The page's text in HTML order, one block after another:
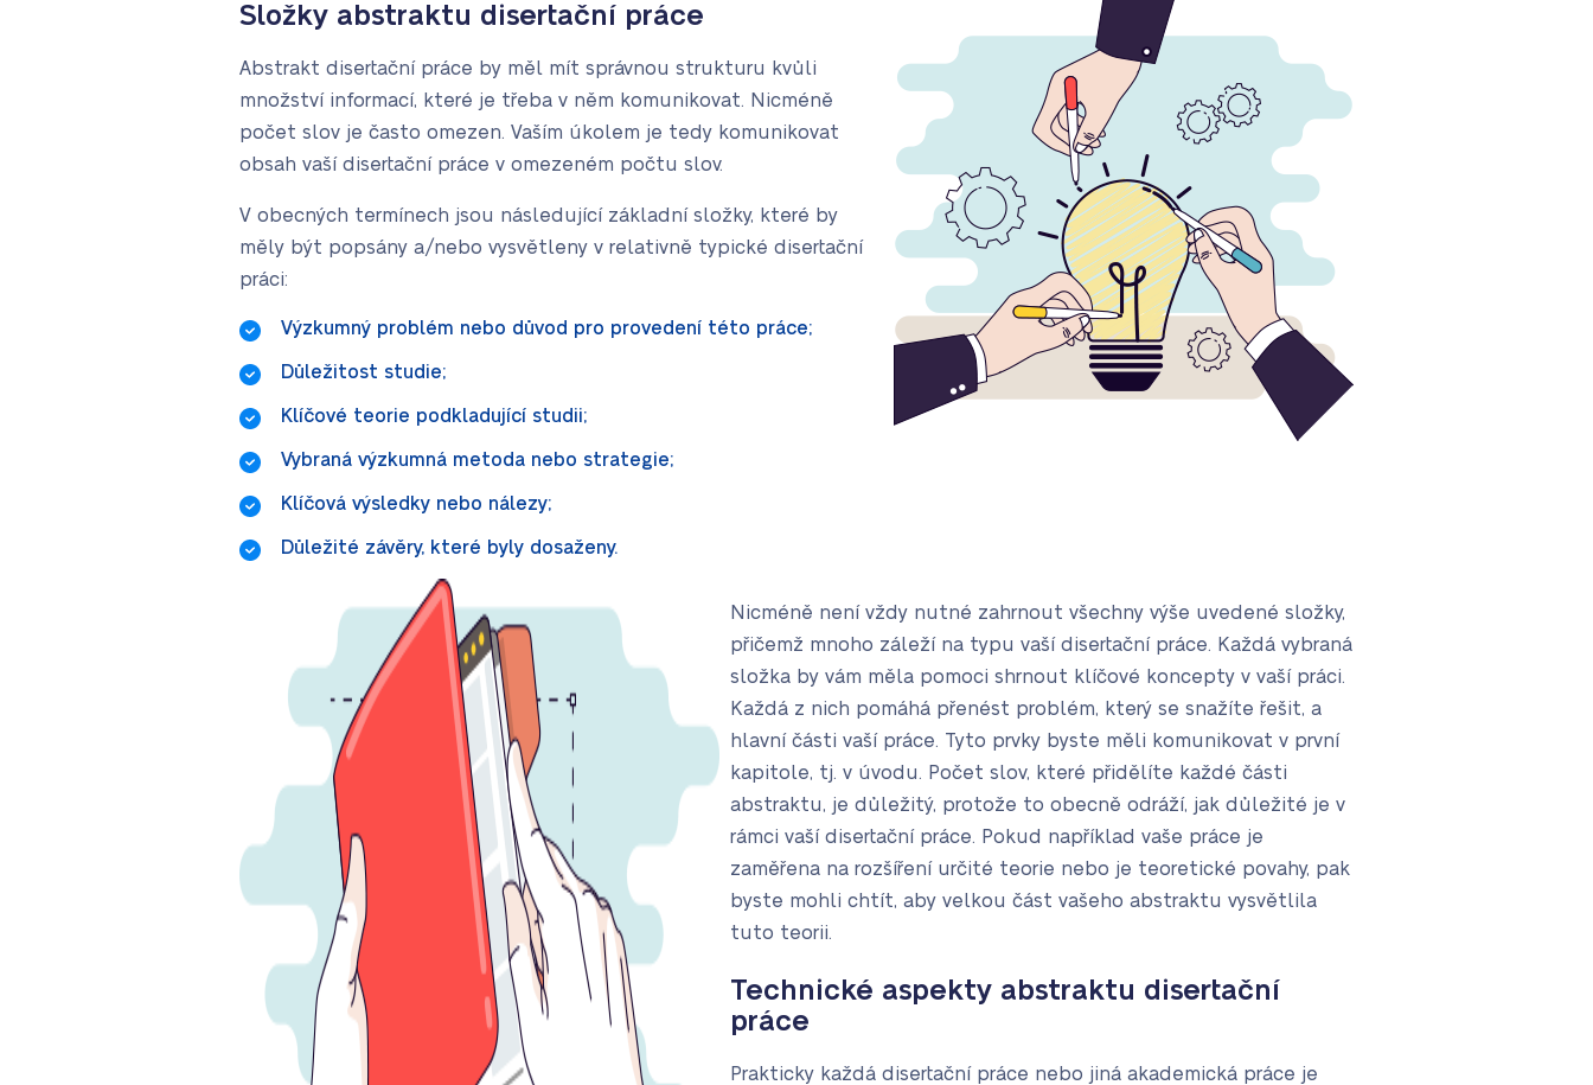
Složky abstraktu disertační práce
Abstrakt disertační práce by měl mít správnou strukturu kvůli
množství informací, které je třeba v něm komunikovat. Nicméně
počet slov je často omezen. Vaším úkolem je tedy komunikovat
obsah vaší disertační práce v omezeném počtu slov.
V obecných termínech jsou následující základní složky, které by
měly být popsány a/nebo vysvětleny v relativně typické disertační
práci:
Výzkumný problém nebo důvod pro provedení této práce;
Důležitost studie;
Klíčové teorie podkladující studii;
Vybraná výzkumná metoda nebo strategie;
Klíčová výsledky nebo nálezy;
Důležité závěry, které byly dosaženy.
Nicméně není vždy nutné zahrnout všechny výše uvedené složky,
přičemž mnoho záleží na typu vaší disertační práce. Každá vybraná
složka by vám měla pomoci shrnout klíčové koncepty v vaší práci.
Každá z nich pomáhá přenést problém, který se snažíte řešit, a
hlavní části vaší práce. Tyto prvky byste měli komunikovat v první
kapitole, tj. v úvodu. Počet slov, které přidělíte každé části
abstraktu, je důležitý, protože to obecně odráží, jak důležité je v
rámci vaší disertační práce. Pokud například vaše práce je
zaměřena na rozšíření určité teorie nebo je teoretické povahy, pak
byste mohli chtít, aby velkou část vašeho abstraktu vysvětlila
tuto teorii.
Technické aspekty abstraktu disertační
práce
Prakticky každá disertační práce nebo jiná akademická práce je